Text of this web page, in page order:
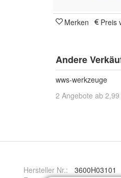
Merken Preis
Andere
wws-werkzeuge
2 Angebote ab
Hersteller Nr.:
3600H03101